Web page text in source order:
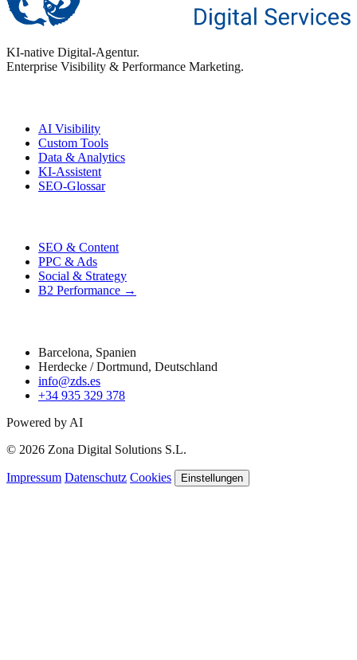
KI-native Digital-Agentur.
Enterprise Visibility & Performance Marketing.
AI Visibility
Custom Tools
Data & Analytics
KI-Assistent
SEO-Glossar
SEO & Content
PPC & Ads
Social & Strategy
B2 Performance →
Barcelona, Spanien
Herdecke / Dortmund, Deutschland
info@zds.es
+34 935 329 378
Powered by AI
© 2026 Zona Digital Solutions S.L.
Impressum Datenschutz Cookies Einstellungen